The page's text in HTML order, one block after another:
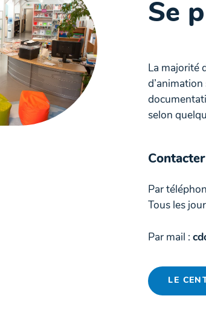
Se
La majorité
selon
Par
Tous les
Par mail :
LE